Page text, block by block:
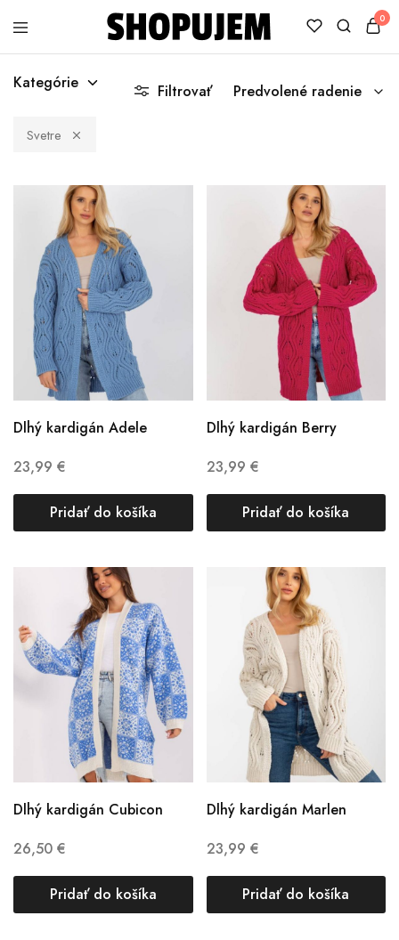
Shopujem
Veselé
s
0
Kategórie Filtrovať Predvolené radenie
Svetre
Dlhý kardigán Adele
23,99 €
Pridať do košíka
Dlhý kardigán Berry
23,99 €
Pridať do košíka
Dlhý kardigán Cubicon
26,50 €
Pridať do košíka
Dlhý kardigán Marlen
23,99 €
Pridať do košíka